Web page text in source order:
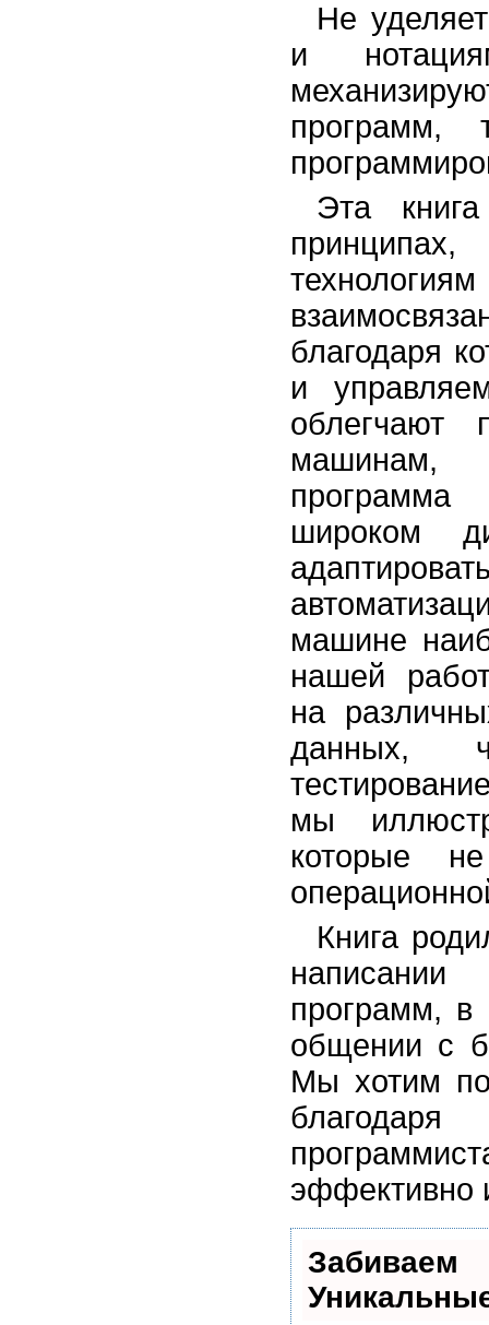
Не
и
программ,
Эта
благодаря
и
машинам,
программа
широком
машине
нашей
на
данных,
мы
которые
Книга
программ, в
общении с
Мы хотим
эффективно